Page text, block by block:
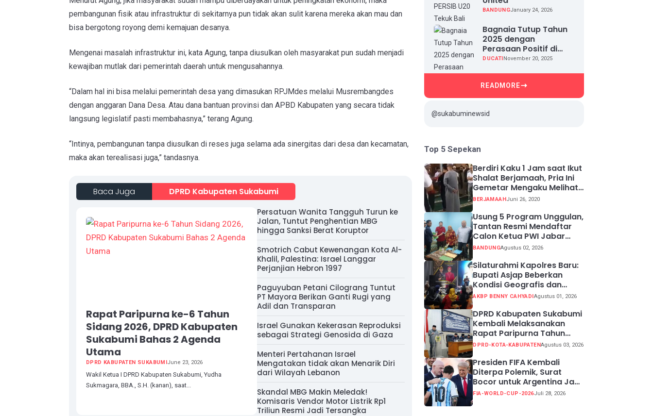
pembangunan fisik atau infrastruktur di sekitarnya pun tidak akan sulit karena mereka akan mau dan
bisa bergotong royong demi kemajuan desanya.
Mengenai masalah infrastruktur ini, kata Agung, tanpa diusulkan oleh masyarakat pun sudah menjadi
kewajiban mutlak dari pemerintah daerah untuk mengusahannya.
“Dalam hal ini bisa melalui pemerintah desa yang dimasukan RPJMdes melalui Musrembangdes
dengan anggaran Dana Desa. Atau dana bantuan provinsi dan APBD Kabupaten yang secara tidak
langsung legislatif pasti membahasnya,” terang Agung.
“Intinya, pembangunan tanpa diusulkan di reses juga selama ada sinergitas dari desa dan kecamatan,
maka akan terealisasi juga,” tandasnya.
Baca Juga DPRD Kabupaten Sukabumi
Rapat Paripurna ke-6 Tahun
Sidang 2026, DPRD Kabupaten
Sukabumi Bahas 2 Agenda
Utama
DPRD KABUPATEN SUKABUMIJune 23, 2026
Wakil Ketua I DPRD Kabupaten Sukabumi, Yudha
Sukmagara, BBA., S.H. (kanan), saat...
Persatuan Wanita Tangguh Turun ke
Jalan, Tuntut Penghentian MBG
hingga Sanksi Berat Koruptor
Smotrich Cabut Kewenangan Kota Al-
Khalil, Palestina: Israel Langgar
Perjanjian Hebron 1997
Paguyuban Petani Cilograng Tuntut
PT Mayora Berikan Ganti Rugi yang
Adil dan Transparan
Israel Gunakan Kekerasan Reproduksi
sebagai Strategi Genosida di Gaza
Menteri Pertahanan Israel
Mengatakan tidak akan Menarik Diri
dari Wilayah Lebanon
Skandal MBG Makin Meledak!
Komisaris Vendor Motor Listrik Rp1
Triliun Resmi Jadi Tersangka
BANDUNGJanuary 24, 2026
Bagnaia Tutup Tahun
2025 dengan
Perasaan Positif di
Valencia Test
DUCATINovember 20, 2025
READMORE
@sukabuminewsid
Top 5 Sepekan
Berdiri Kaku 1 Jam saat Ikut
Shalat Berjamaah, Pria Ini
Gemetar Mengaku Melihat
Api ketika Sadar
BERJAMAAHJuni 26, 2020
Usung 5 Program Unggulan,
Tantan Resmi Mendaftar
Calon Ketua PWI Jabar
2026-2031
BANDUNGAgustus 02, 2026
Silaturahmi Kapolres Baru:
Bupati Asjap Beberkan
Kondisi Geografis dan
Potensi Kabupaten
AKBP BENNY CAHYADIAgustus 01, 2026
DPRD Kabupaten Sukabumi
Kembali Melaksanakan
Rapat Paripurna Tahun
Sidang 2026
DPRD-KOTA-KABUPATENAgustus 03, 2026
Presiden FIFA Kembali
Diterpa Polemik, Surat
Bocor untuk Argentina Jadi
Perdebatan
FIA-WORLD-CUP-2026Juli 28, 2026